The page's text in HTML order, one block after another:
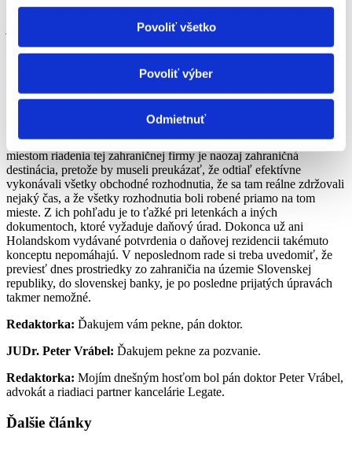
Povoliť všetko
Povoliť výber
Odmietnuť
zahraničné spoločnosti. Prečo to nie je racionálne tak urobiť,
je aj preto, že dnes aj keby nebol slovenský občan deklarovaný
ako
napríklad podpisové právo k bankovému účtu v zahraničí, tak daná
banka v zahraničí je povinná pravidelne to reportovať centrálnej
daňovej autorite tohto štátu, a to nielen zostatok na účte, ale aj jeho
príjmy v rámci roka. Tá to posiela v rámci automatickej výmennej
informácii finančnému riaditeľstvu SR, ktoré si s radosťou
predvoláva na vysvetlenie týchto klientov, respektíve takýchto
vlastníkov. Mali by potom veľký problém ustáť aj to, či skutočným
miestom riadenia tej zahraničnej firmy je naozaj zahraničná
destinácia, pretože by museli preukázať, že odtiaľ efektívne
vykonávali všetky obchodné rozhodnutia, že sa tam reálne zdržovali
nejaký čas, a že všetky rozhodnutia boli robené priamo na tom
mieste. Z ich pohľadu je to ťažké pri letenkách a iných
dokumentoch, ktoré vyžaduje daňový úrad. Dokonca už ani
Holandskom vydávané potvrdenia o daňovej rezidencii takémuto
konceptu nepomáhajú. V neposlednom rade si treba uvedomiť, že
previesť dnes prostriedky zo zahraničia na územie Slovenskej
republiky, do slovenskej banky, je po posledne prijatých úpravách
takmer nemožné.
Redaktorka: Ďakujem vám pekne, pán doktor.
JUDr. Peter Vrábel: Ďakujem pekne za pozvanie.
Redaktorka: Mojím dnešným hosťom bol pán doktor Peter Vrábel,
advokát a riadiaci partner kancelárie Legate.
Ďalšie články